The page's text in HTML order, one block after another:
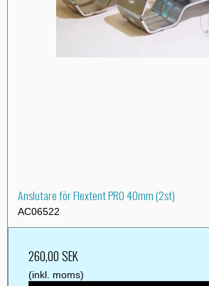
Anslutare för Flextent PRO 40mm (2st)
AC06522
260,00 SEK
(inkl. moms)